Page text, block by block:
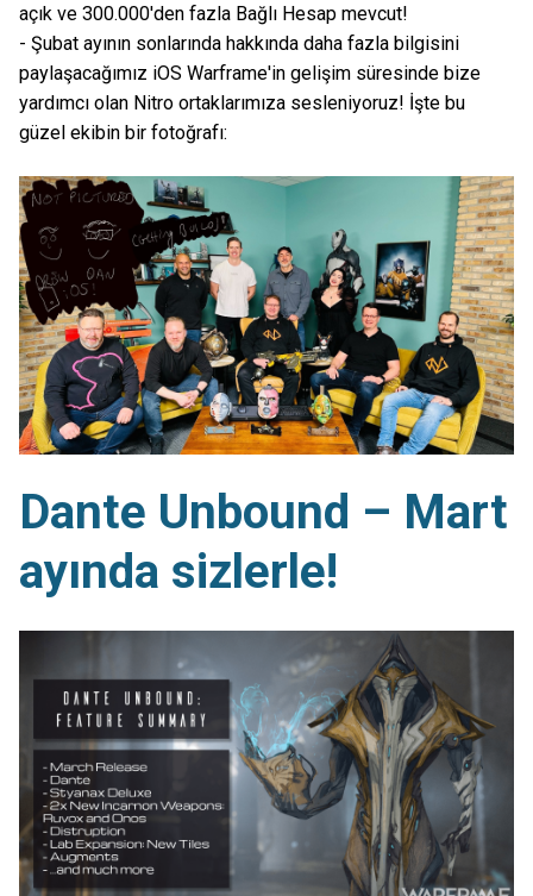
açık ve 300.000'den fazla Bağlı Hesap mevcut!
- Şubat ayının sonlarında hakkında daha fazla bilgisini
paylaşacağımız iOS Warframe'in gelişim süresinde bize
yardımcı olan Nitro ortaklarımıza sesleniyoruz! İşte bu
güzel ekibin bir fotoğrafı:
Dante Unbound – Mart
ayında sizlerle!